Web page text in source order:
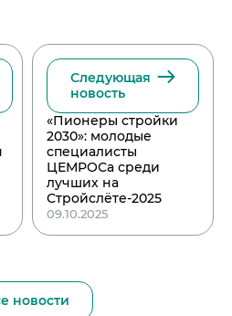
Следующая
новость
«Пионеры стройки
2030»: молодые
специалисты
ЦЕМРОСа среди
лучших на
Стройслёте-2025
09.10.2025
новости